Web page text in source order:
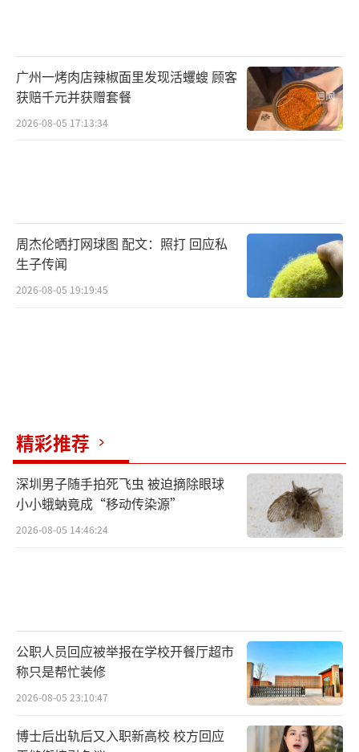
广州一烤肉店辣椒面里发现活蠼螋 顾客
获赔千元并获赠套餐
2026-08-05 17:13:34
周杰伦晒打网球图 配文：照打 回应私
生子传闻
2026-08-05 19:19:45
精彩推荐
深圳男子随手拍死飞虫 被迫摘除眼球
小小蛾蚋竟成“移动传染源”
2026-08-05 14:46:24
公职人员回应被举报在学校开餐厅超市
称只是帮忙装修
2026-08-05 23:10:47
博士后出轨后又入职新高校 校方回应